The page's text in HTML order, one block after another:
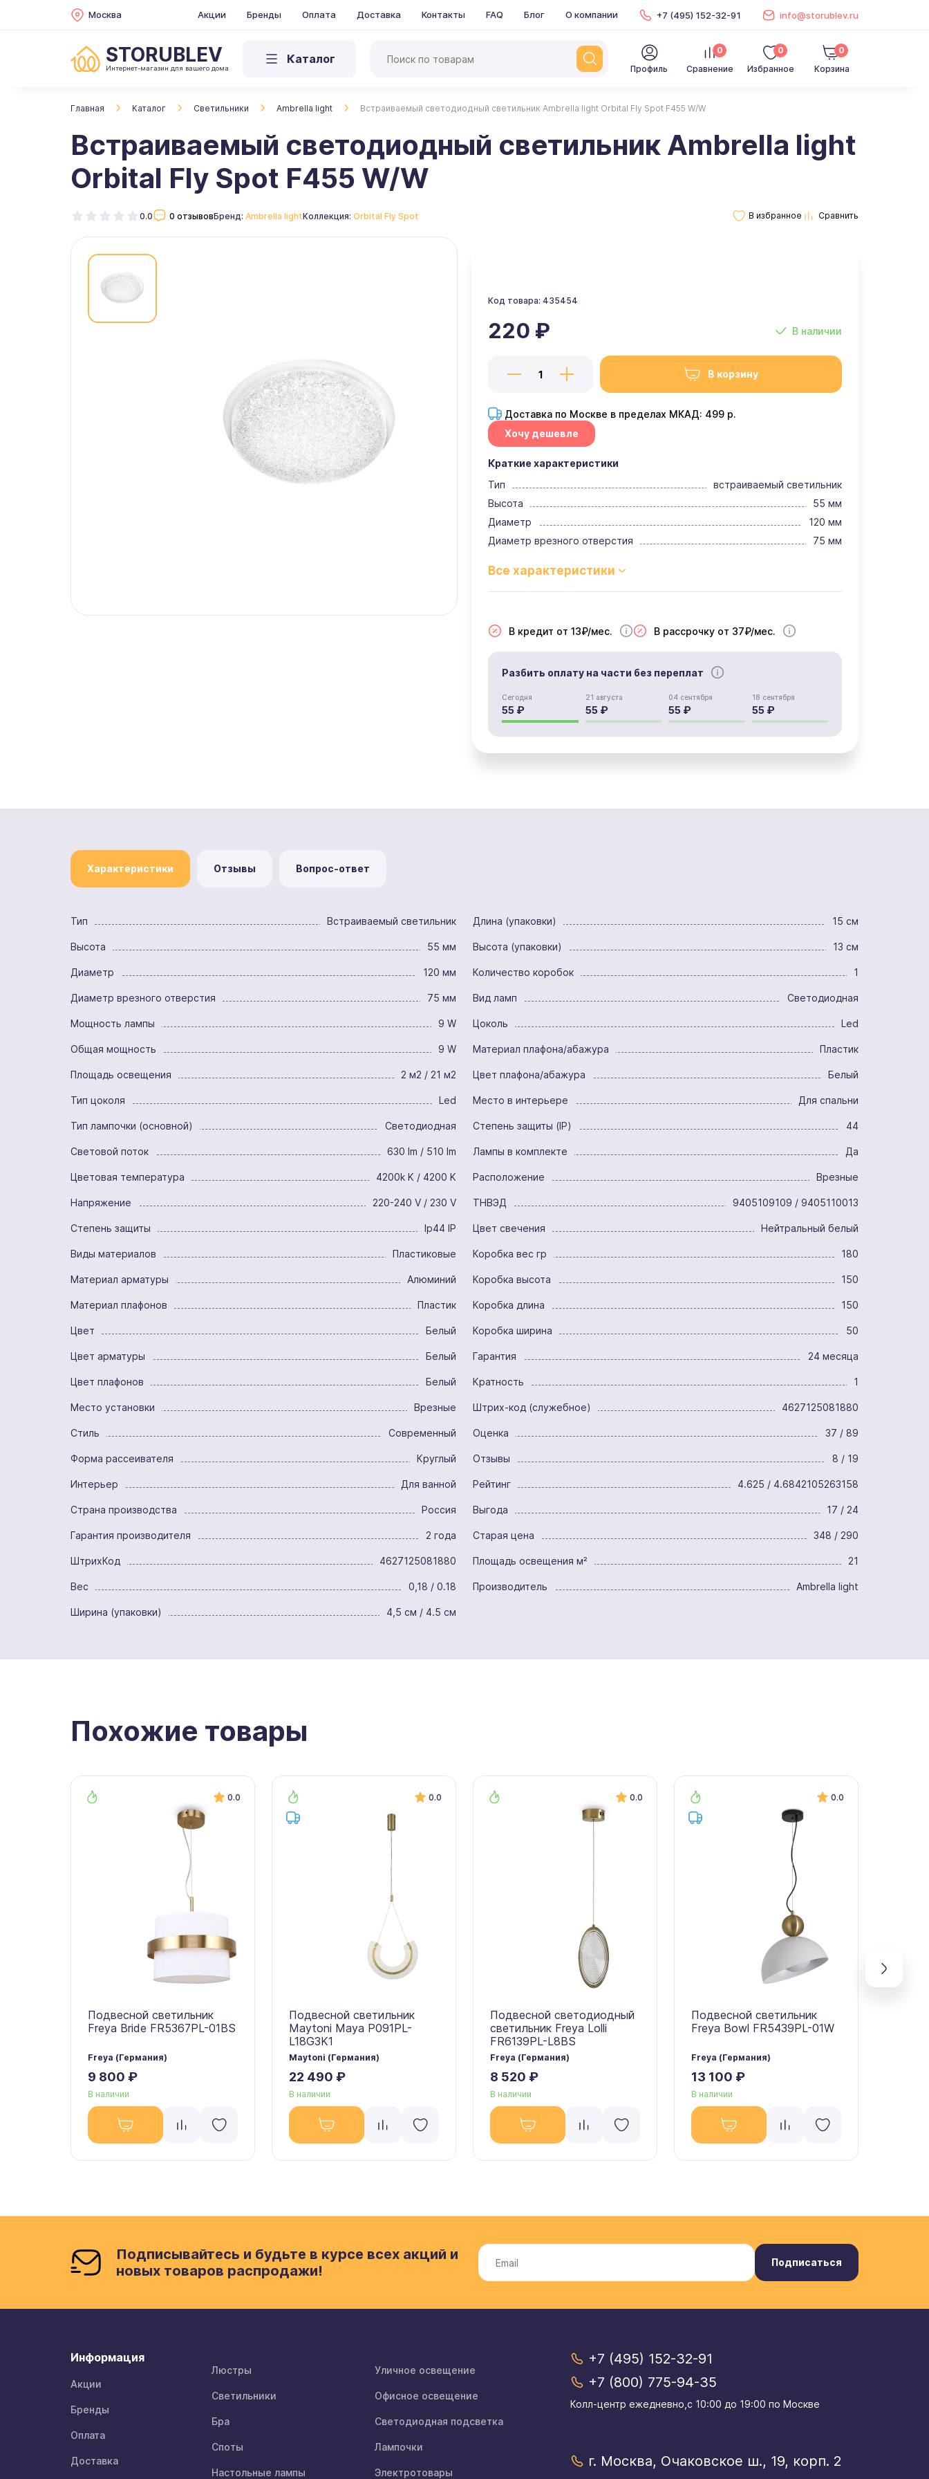
Москва Акции Бренды Оплата Доставка Контакты FAQ Блог О компании +7 (495) 152-32-91 info@storublev.ru
STORUBLEV
Интернет-магазин для вашего дома
Каталог
Профиль Сравнение
0
Избранное
0
Корзина
0
Главная Каталог Светильники Ambrella light Встраиваемый светодиодный светильник Ambrella light Orbital Fly Spot F455 W/W
Встраиваемый светодиодный светильник Ambrella light
Orbital Fly Spot F455 W/W
0.0 0 отзывовБренд: Ambrella lightКоллекция: Orbital Fly Spot
Код товара: 435454
В наличии
220 ₽
В корзину
Доставка по Москве в пределах МКАД: 499 р.
Хочу дешевле
Краткие характеристики
Тип
встраиваемый светильник
Высота
55 мм
Диаметр
120 мм
Диаметр врезного отверстия
75 мм
В кредит от 13₽/мес. В рассрочку от 37₽/мес.
Разбить оплату на части без переплат
Сегодня
55 ₽
21 августа
55 ₽
04 сентября
55 ₽
18 сентября
55 ₽
Характеристики Отзывы Вопрос-ответ
Тип Встраиваемый светильник
Высота 55 мм
Диаметр 120 мм
Диаметр врезного отверстия 75 мм
Мощность лампы 9 W
Общая мощность 9 W
Площадь освещения 2 м2 / 21 м2
Тип цоколя Led
Тип лампочки (основной) Светодиодная
Световой поток 630 lm / 510 lm
Цветовая температура 4200k K / 4200 K
Напряжение 220-240 V / 230 V
Степень защиты Ip44 IP
Виды материалов Пластиковые
Материал арматуры Алюминий
Материал плафонов Пластик
Цвет Белый
Цвет арматуры Белый
Цвет плафонов Белый
Место установки Врезные
Стиль Современный
Форма рассеивателя Круглый
Интерьер Для ванной
Страна производства Россия
Гарантия производителя 2 года
ШтрихКод 4627125081880
Вес 0,18 / 0.18
Ширина (упаковки) 4,5 см / 4.5 см
Длина (упаковки) 15 см
Высота (упаковки) 13 см
Количество коробок 1
Вид ламп Светодиодная
Цоколь Led
Материал плафона/абажура Пластик
Цвет плафона/абажура Белый
Место в интерьере Для спальни
Степень защиты (IP) 44
Лампы в комплекте Да
Расположение Врезные
ТНВЭД 9405109109 / 9405110013
Цвет свечения Нейтральный белый
Коробка вес гр 180
Коробка высота 150
Коробка длина 150
Коробка ширина 50
Гарантия 24 месяца
Кратность 1
Штрих-код (служебное) 4627125081880
Оценка 37 / 89
Отзывы 8 / 19
Рейтинг 4.625 / 4.6842105263158
Выгода 17 / 24
Старая цена 348 / 290
Площадь освещения м² 21
Производитель Ambrella light
Похожие товары
0.0
Подвесной светильник
Freya Bride FR5367PL-01BS
Freya (Германия)
9 800 ₽
В наличии
0.0
Подвесной светильник
Maytoni Maya P091PL-
L18G3K1
Maytoni (Германия)
22 490 ₽
В наличии
0.0
Подвесной светодиодный
светильник Freya Lolli
FR6139PL-L8BS
Freya (Германия)
8 520 ₽
В наличии
0.0
Подвесной светильник
Freya Bowl FR5439PL-01W
Freya (Германия)
13 100 ₽
В наличии
Подписывайтесь и будьте в курсе всех акций и
новых товаров распродажи!
Подписаться
Информация
Акции
Бренды
Оплата
Доставка
Люстры
Светильники
Бра
Споты
Настольные лампы
Уличное освещение
Офисное освещение
Светодиодная подсветка
Лампочки
Электротовары
+7 (495) 152-32-91
+7 (800) 775-94-35
Колл-центр eжедневно,с 10:00 до 19:00 по Москве
г. Москва, Очаковское ш., 19, корп. 2